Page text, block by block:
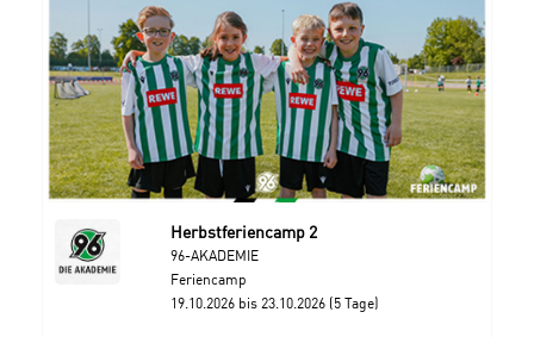
Herbstferiencamp 2
96-AKADEMIE
Feriencamp
19.10.2026 bis 23.10.2026 (5 Tage)